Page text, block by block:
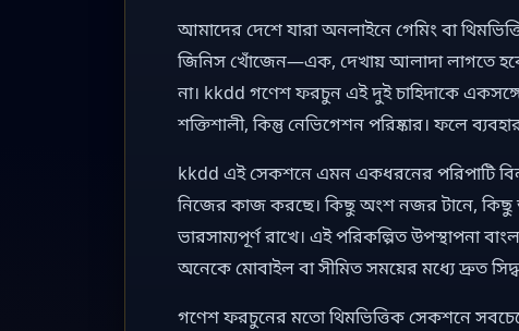
আমাদের দেশে যারা অনলাইনে গেমিং বা
জিনিস খোঁজেন—এক, দেখায় আলাদা লাগতে
না। kkdd গণেশ ফরচুন এই দুই চাহিদাকে
শক্তিশালী, কিন্তু নেভিগেশন পরিষ্কার। ফলে
kkdd এই সেকশনে এমন একধরনের পরিপাটি
নিজের কাজ করছে। কিছু অংশ নজর টানে,
ভারসাম্যপূর্ণ রাখে। এই পরিকল্পিত উপস্থাপনা
অনেকে মোবাইল বা সীমিত সময়ের মধ্যে দ্রুত
গণেশ ফরচুনের মতো থিমভিত্তিক সেকশনে